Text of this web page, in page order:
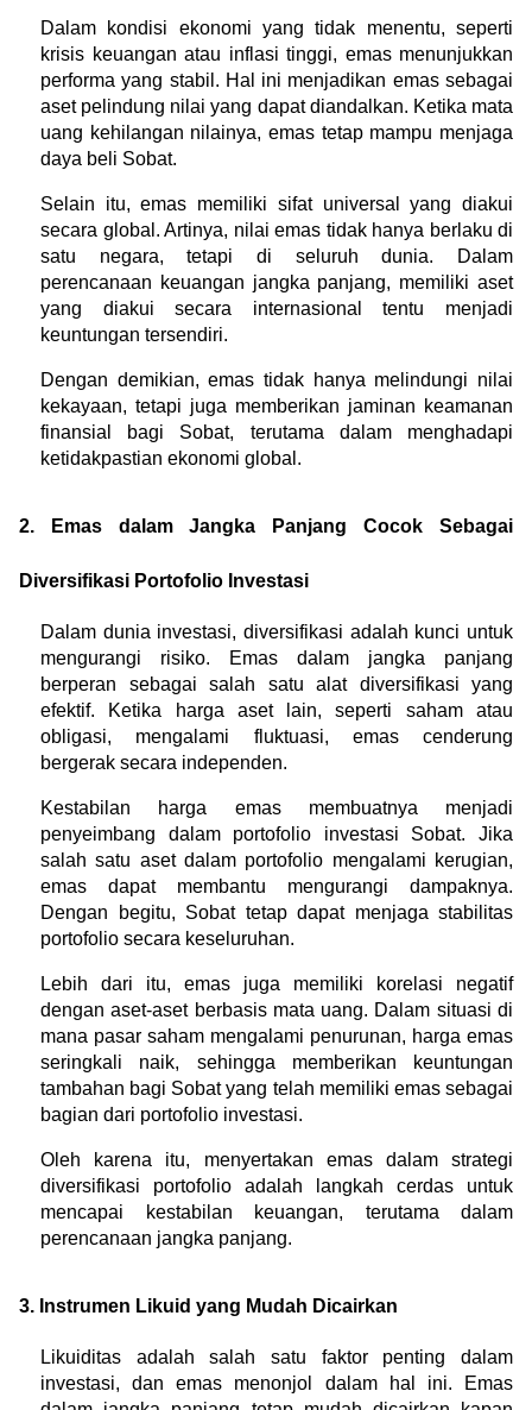
Dalam kondisi ekonomi yang tidak menentu, seperti
krisis keuangan atau inflasi tinggi, emas menunjukkan
performa yang stabil. Hal ini menjadikan emas sebagai
aset pelindung nilai yang dapat diandalkan. Ketika mata
uang kehilangan nilainya, emas tetap mampu menjaga
daya beli Sobat.
Selain itu, emas memiliki sifat universal yang diakui
secara global. Artinya, nilai emas tidak hanya berlaku di
satu negara, tetapi di seluruh dunia. Dalam
perencanaan keuangan jangka panjang, memiliki aset
yang diakui secara internasional tentu menjadi
keuntungan tersendiri.
Dengan demikian, emas tidak hanya melindungi nilai
kekayaan, tetapi juga memberikan jaminan keamanan
finansial bagi Sobat, terutama dalam menghadapi
ketidakpastian ekonomi global.
2. Emas dalam Jangka Panjang Cocok Sebagai
Diversifikasi Portofolio Investasi
Dalam dunia investasi, diversifikasi adalah kunci untuk
mengurangi risiko. Emas dalam jangka panjang
berperan sebagai salah satu alat diversifikasi yang
efektif. Ketika harga aset lain, seperti saham atau
obligasi, mengalami fluktuasi, emas cenderung
bergerak secara independen.
Kestabilan harga emas membuatnya menjadi
penyeimbang dalam portofolio investasi Sobat. Jika
salah satu aset dalam portofolio mengalami kerugian,
emas dapat membantu mengurangi dampaknya.
Dengan begitu, Sobat tetap dapat menjaga stabilitas
portofolio secara keseluruhan.
Lebih dari itu, emas juga memiliki korelasi negatif
dengan aset-aset berbasis mata uang. Dalam situasi di
mana pasar saham mengalami penurunan, harga emas
seringkali naik, sehingga memberikan keuntungan
tambahan bagi Sobat yang telah memiliki emas sebagai
bagian dari portofolio investasi.
Oleh karena itu, menyertakan emas dalam strategi
diversifikasi portofolio adalah langkah cerdas untuk
mencapai kestabilan keuangan, terutama dalam
perencanaan jangka panjang.
3. Instrumen Likuid yang Mudah Dicairkan
Likuiditas adalah salah satu faktor penting dalam
investasi, dan emas menonjol dalam hal ini. Emas